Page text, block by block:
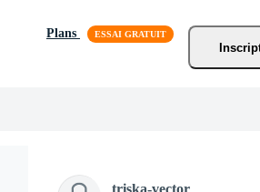
Plans
triska-vector